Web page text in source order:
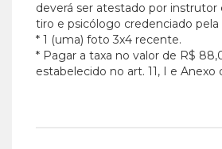
deverá ser atestado por
tiro e psicólogo credenciado pela
* 1 (uma) foto 3x4 recente.
* Pagar a taxa no valor de R$
estabelecido no art. 11, I e Anexo